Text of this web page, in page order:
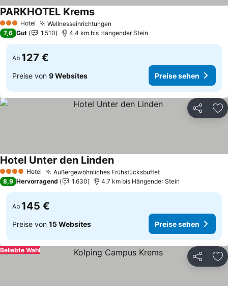
3 SterneHotel Wellnesseinrichtungen
PARKHOTEL KremsPreise sehen
7,6 Gut 1.510 4.4 km bis Hängender Stein
Ab 127 €
Preise von 9 Websites Preise sehen
Teilen
4 Sterne Hotel Außergewöhnliches FrühstücksbuffetPreise sehen
Hotel Unter den LindenPreise sehen
8,9 Hervorragend 1.630 4.7 km bis Hängender Stein
Ab 145 €
Preise von 15 Websites Preise sehen
Teilen
Beliebte Wahl